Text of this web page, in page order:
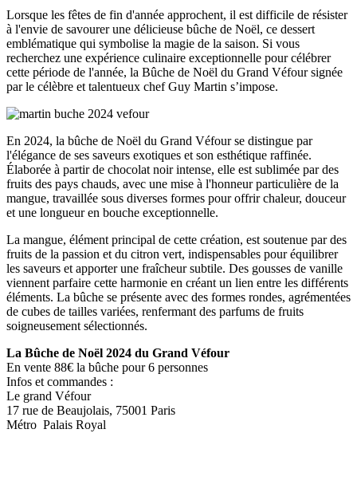
Lorsque les fêtes de fin d'année approchent, il est difficile de résister
à l'envie de savourer une délicieuse bûche de Noël, ce dessert
emblématique qui symbolise la magie de la saison. Si vous
recherchez une expérience culinaire exceptionnelle pour célébrer
cette période de l'année, la Bûche de Noël du Grand Véfour signée
par le célèbre et talentueux chef Guy Martin s’impose.
En 2024, la bûche de Noël du Grand Véfour se distingue par
l'élégance de ses saveurs exotiques et son esthétique raffinée.
Élaborée à partir de chocolat noir intense, elle est sublimée par des
fruits des pays chauds, avec une mise à l'honneur particulière de la
mangue, travaillée sous diverses formes pour offrir chaleur, douceur
et une longueur en bouche exceptionnelle.
La mangue, élément principal de cette création, est soutenue par des
fruits de la passion et du citron vert, indispensables pour équilibrer
les saveurs et apporter une fraîcheur subtile. Des gousses de vanille
viennent parfaire cette harmonie en créant un lien entre les différents
éléments. La bûche se présente avec des formes rondes, agrémentées
de cubes de tailles variées, renfermant des parfums de fruits
soigneusement sélectionnés.
La Bûche de Noël 2024 du Grand Véfour
En vente 88€ la bûche pour 6 personnes
Infos et commandes :
Le grand Véfour
17 rue de Beaujolais, 75001 Paris
Métro Palais Royal